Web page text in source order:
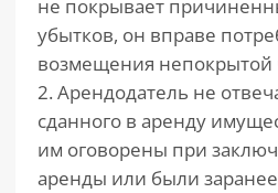
не покрывает
убытков, он вправе
возмещения непокрытой
2. Арендодатель не
сданного в аренду
им оговорены при
аренды или были